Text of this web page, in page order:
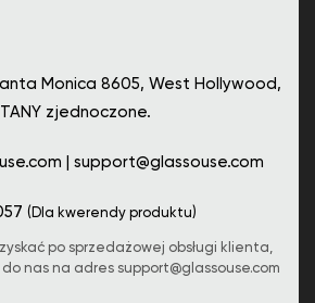
Monica 8605, West Hollywood,
zjednoczone.
| support@glassouse.com
(Dla kwerendy produktu)
po sprzedażowej obsługi klienta,
nas na adres support@glassouse.com